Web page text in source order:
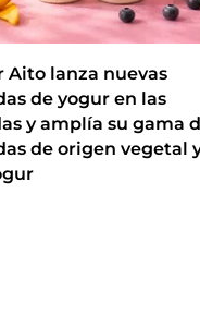
Aito lanza nuevas
de yogur en las
y amplía su gama
de origen vegetal